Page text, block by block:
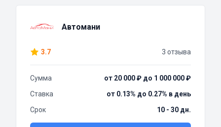
Автомани
3.7 3 отзыва
Сумма
от 20 000 ₽ до 1 000 000 ₽
Ставка
от 0.13% до 0.27% в день
Срок
10 - 30 дн.